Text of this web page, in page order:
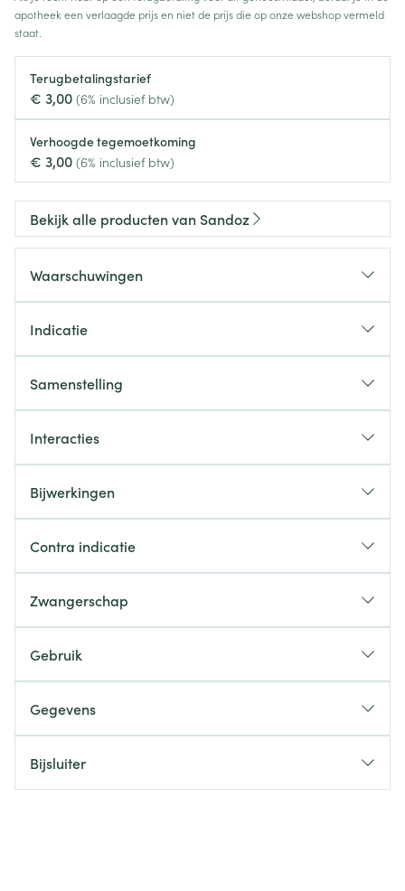
apotheek een verlaagde prijs en niet de prijs die op onze webshop vermeld
staat.
Terugbetalingstarief
€ 3,00 (6% inclusief btw)
Verhoogde tegemoetkoming
€ 3,00 (6% inclusief btw)
Bekijk alle producten van Sandoz
Waarschuwingen
Indicatie
Samenstelling
Interacties
Bijwerkingen
Contra indicatie
Zwangerschap
Gebruik
Gegevens
Bijsluiter